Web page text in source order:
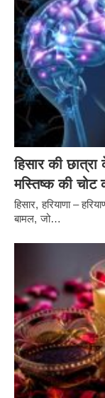
हिसार की छात्रा
मस्तिष्क की
हिसार, हरियाणा –
बामल, जो…